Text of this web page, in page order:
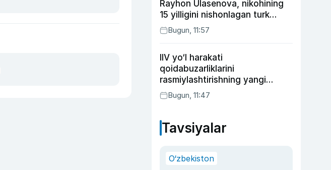
Rayhon Ulasenova, nikohining
15 yilligini nishonlagan turk
aktyorlari va Kamelot qasriga
sayohat qilgan Zebo Rahimova
Bugun, 11:57
IIV yo‘l harakati
qoidabuzarliklarini
rasmiylashtirishning yangi
tartibini taklif qildi
Bugun, 11:47
Tavsiyalar
O‘zbekiston